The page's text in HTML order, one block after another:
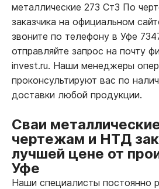
металлические 273 Ст3 По
заказчика на официальном
звоните по телефону в Уфе
отправляйте запрос на почту
invest.ru. Наши менеджеры
проконсультируют вас по
доставки любой продукции.
Сваи
чертежам и НТД
лучшей цене от
Уфе
Наши специалисты постоянно